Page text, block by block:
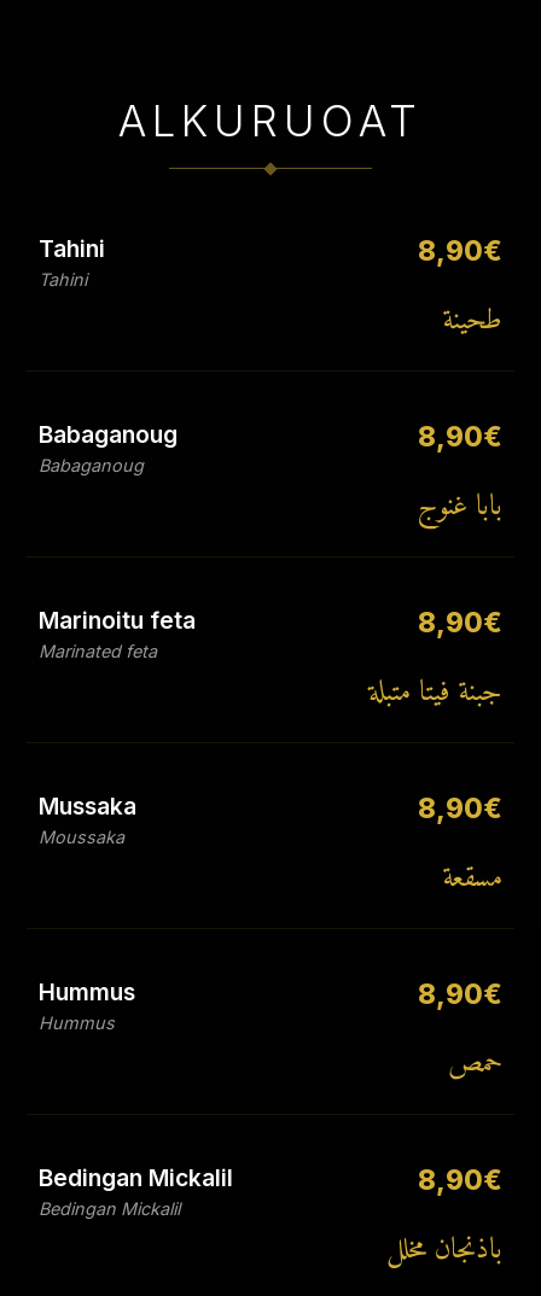
ALKURUOAT
Tahini
Tahini
8,90€
طحينة
Babaganoug
Babaganoug
8,90€
بابا غنوج
Marinoitu feta
Marinated feta
8,90€
جبنة فيتا متبلة
Mussaka
Moussaka
8,90€
مسقعة
Hummus
Hummus
8,90€
حمص
Bedingan Mickalil
Bedingan Mickalil
8,90€
باذنجان مخلل